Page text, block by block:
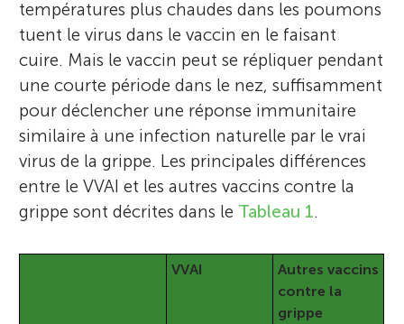
températures plus chaudes dans les poumons
tuent le virus dans le vaccin en le faisant
cuire. Mais le vaccin peut se répliquer pendant
une courte période dans le nez, suffisamment
pour déclencher une réponse immunitaire
similaire à une infection naturelle par le vrai
virus de la grippe. Les principales différences
entre le VVAI et les autres vaccins contre la
grippe sont décrites dans le Tableau 1.
VVAI
Autres vaccins
contre la
grippe